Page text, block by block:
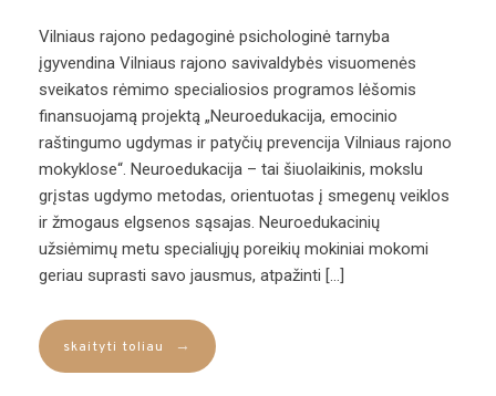
Vilniaus rajono pedagoginė psichologinė tarnyba
įgyvendina Vilniaus rajono savivaldybės visuomenės
sveikatos rėmimo specialiosios programos lėšomis
finansuojamą projektą „Neuroedukacija, emocinio
raštingumo ugdymas ir patyčių prevencija Vilniaus rajono
mokyklose“. Neuroedukacija – tai šiuolaikinis, mokslu
grįstas ugdymo metodas, orientuotas į smegenų veiklos
ir žmogaus elgsenos sąsajas. Neuroedukacinių
užsiėmimų metu specialiųjų poreikių mokiniai mokomi
geriau suprasti savo jausmus, atpažinti […]
skaityti toliau →